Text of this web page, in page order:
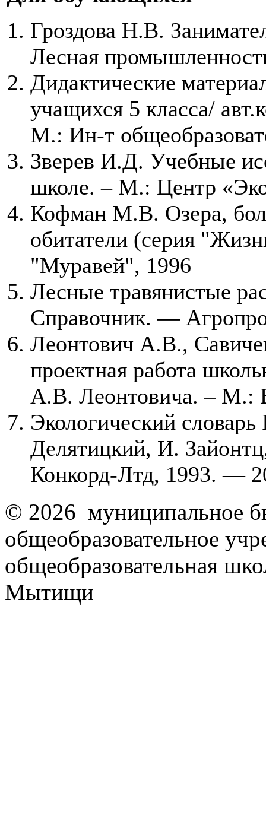
Гроздова Н.В.
Лесная
Дидактические
учащихся 5 класса/
М.: Ин-т
Зверев И.Д. Учебные
школе. – М.: Центр
Кофман М.В. Озера,
обитатели (серия
"Муравей", 1996
Лесные травянистые
Справочник. —
Леонтович А.В.,
проектная работа
А.В. Леонтовича. – М.:
Экологический
Делятицкий, И.
Конкорд-Лтд, 1993. —
© 2026 муниципальное
общеобразовательное
общеобразовательная
Мытищи